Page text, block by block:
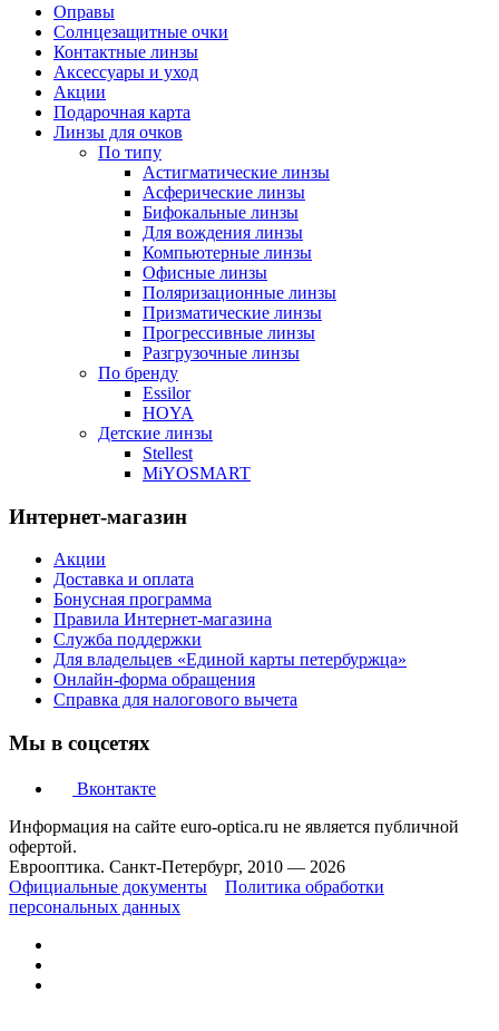
Оправы
Солнцезащитные очки
Контактные линзы
Аксессуары и уход
Акции
Подарочная карта
Линзы для очков
По типу
Астигматические линзы
Асферические линзы
Бифокальные линзы
Для вождения линзы
Компьютерные линзы
Офисные линзы
Поляризационные линзы
Призматические линзы
Прогрессивные линзы
Разгрузочные линзы
По бренду
Essilor
HOYA
Детские линзы
Stellest
MiYOSMART
Интернет-магазин
Акции
Доставка и оплата
Бонусная программа
Правила Интернет-магазина
Служба поддержки
Для владельцев «Единой карты петербуржца»
Онлайн-форма обращения
Справка для налогового вычета
Мы в соцсетях
Вконтакте
Информация на сайте euro-optica.ru не является публичной
офертой.
Еврооптика. Санкт-Петербург, 2010 — 2026
Официальные документы
Политика обработки
персональных данных